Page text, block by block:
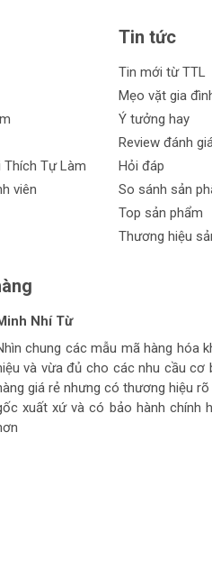
Tự Làm
viên
Tin tức
Tin mới từ TTL
Mẹo vặt gia
Ý tưởng hay
Review đánh
Hỏi đáp
So sánh sản
Top sản phẩm
Thương hiệu
Xuân Phong
ở thích tự làm hàng chất
thợ thầy đi làm hằng ngày..
làm mộc >>>>>>>>
Nhí Từ
chung các mẫu mã hàng hóa
và vừa đủ cho các nhu cầu cơ
giá rẻ nhưng có thương hiệu
xuất xứ và có bảo hành chính
Nguyễn
bổ rẻ
anh tran huynh
mềm vừa túi tiền, số lượng